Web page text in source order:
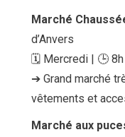
Marché
d’Anvers
🗓 Mercredi | 🕒
➔ Grand marché
vêtements et
Marché aux